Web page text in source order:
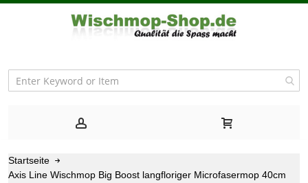
Startseite
Axis Line Wischmop Big Boost langfloriger Microfasermop 40cm